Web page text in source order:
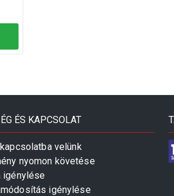
ÉS KAPCSOLAT
velünk
nyomon követése
igénylése
igénylése